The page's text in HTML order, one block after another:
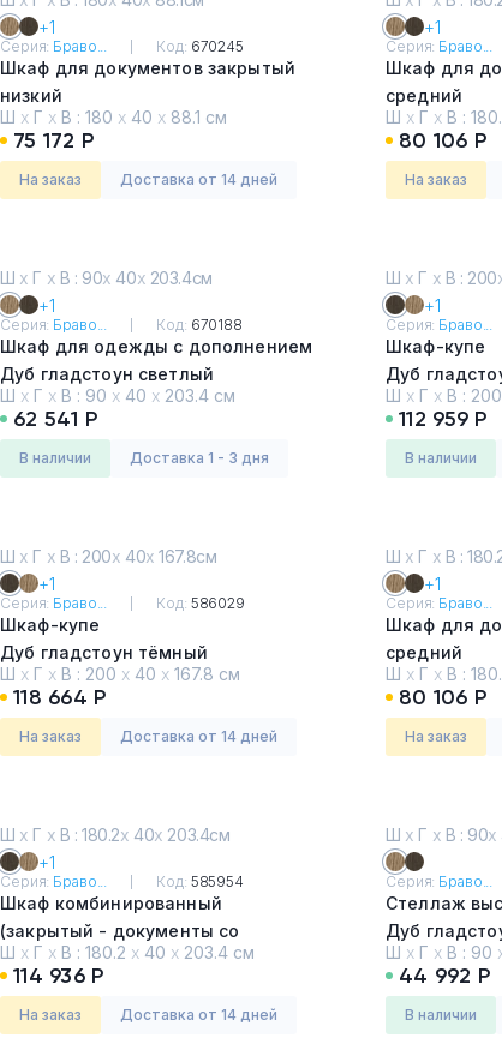
+1
Серия: Браво... Код: 670245
Шкаф для документов закрытый
низкий
Дуб гладстоун светлый
Ш х Г х В : 180 х 40 х 88.1 см
75 172 Р
На заказ Доставка от 14 дней
+1
Серия: Браво...
Шкаф для
средний
Дуб
Ш х Г х В :
80 106 Р
На заказ
Ш х Г х В : 90х 40х 203.4см
+1
Серия: Браво... Код: 670188
Шкаф для одежды с дополнением
Дуб гладстоун светлый
Ш х Г х В : 90 х 40 х 203.4 см
62 541 Р
в наличии Доставка 1 - 3 дня
Ш х Г х В : 200
+1
Серия: Браво...
Шкаф-купе
Дуб
Ш х Г х В : 200
112 959 Р
в наличии
Ш х Г х В : 200х 40х 167.8см
+1
Серия: Браво... Код: 586029
Шкаф-купе
Дуб гладстоун тёмный
Ш х Г х В : 200 х 40 х 167.8 см
118 664 Р
На заказ Доставка от 14 дней
Ш х Г х В :
+1
Серия: Браво...
Шкаф для
средний
Дуб
Ш х Г х В :
80 106 Р
На заказ
Ш х Г х В : 180.2х 40х 203.4см
+1
Серия: Браво... Код: 585954
Шкаф комбинированный
(закрытый - документы со
стеклом)
Дуб гладстоун тёмный
Ш х Г х В : 180.2 х 40 х 203.4 см
114 936 Р
На заказ Доставка от 14 дней
Ш х Г х В : 90х
Серия: Браво...
Стеллаж
Дуб
Ш х Г х В : 90
44 992 Р
в наличии